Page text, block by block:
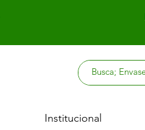
Institucional